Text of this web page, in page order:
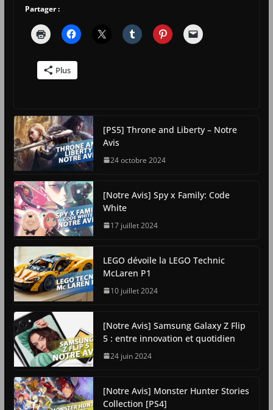
Partager :
Plus
[PS5] Throne and Liberty – Notre
Avis
24 octobre 2024
[Notre Avis] Spy x Family: Code
White
17 juillet 2024
LEGO dévoile la LEGO Technic
McLaren P1
10 juillet 2024
[Notre Avis] Samsung Galaxy Z Flip
5 : entre innovation et quotidien
24 juin 2024
[Notre Avis] Monster Hunter Stories
Collection [PS4]